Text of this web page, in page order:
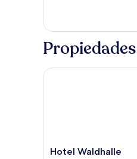
baño
Hotel
Hotel Waldhalle
Hotel Waldhalle